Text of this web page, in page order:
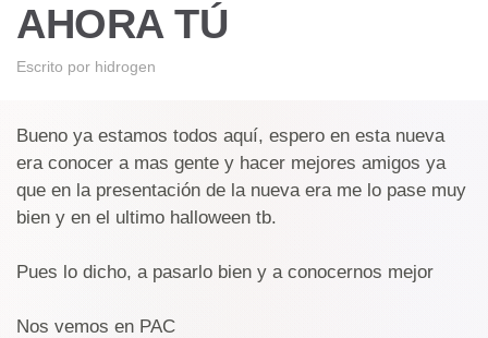
AHORA TÚ
Escrito por hidrogen
Bueno ya estamos todos aquí, espero en esta nueva
era conocer a mas gente y hacer mejores amigos ya
que en la presentación de la nueva era me lo pase muy
bien y en el ultimo halloween tb.
Pues lo dicho, a pasarlo bien y a conocernos mejor
Nos vemos en PAC